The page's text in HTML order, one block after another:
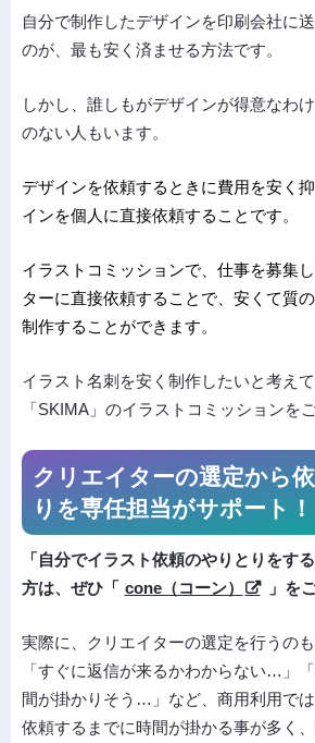
自分で制作したデザインを印刷会社に
のが、最も安く済ませる方法です。
しかし、誰しもがデザインが得意なわ
のない人もいます。
デザインを依頼するときに費用を安く
インを個人に直接依頼することです。
イラストコミッションで、仕事を募集
ターに直接依頼することで、安くて質
制作することができます。
イラスト名刺を安く制作したいと考え
「SKIMA」のイラストコミッションを
クリエイターの選定から
りを専任担当がサポート！
「自分でイラスト依頼のやりとりをす
方は、ぜひ「 cone（コーン） 」を
実際に、クリエイターの選定を行うの
「すぐに返信が来るかわからない…」
間が掛かりそう…」など、商用利用で
依頼するまでに時間が掛かる事が多く